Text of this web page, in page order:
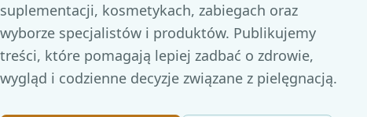
suplementacji, kosmetykach, zabiegach oraz
wyborze specjalistów i produktów. Publikujemy
treści, które pomagają lepiej zadbać o zdrowie,
wygląd i codzienne decyzje związane z pielęgnacją.